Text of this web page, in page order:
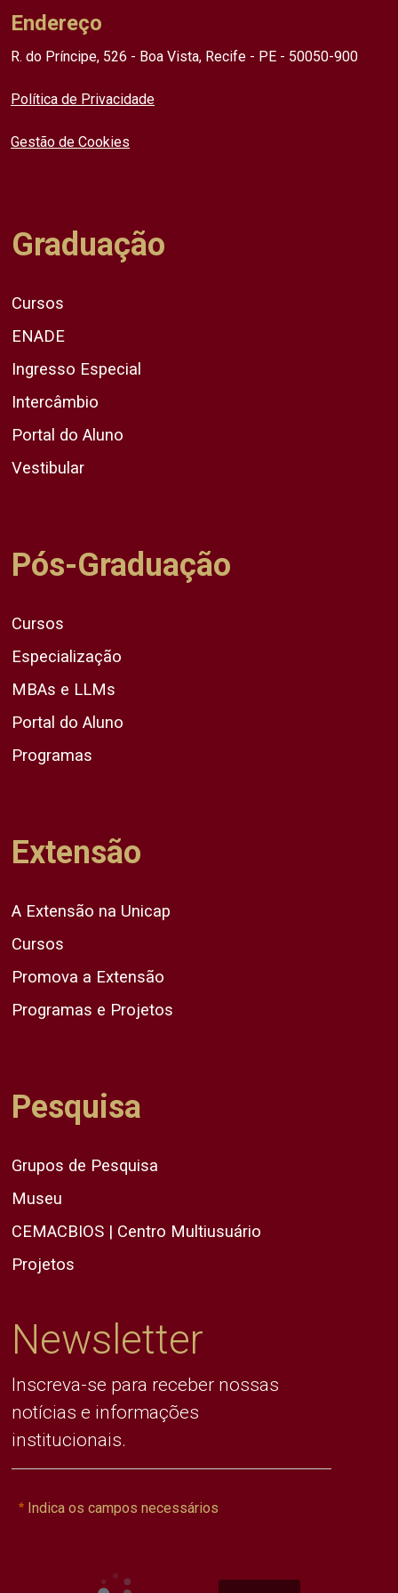
Endereço
R. do Príncipe, 526 - Boa Vista, Recife - PE - 50050-900
Política de Privacidade
Gestão de Cookies
Graduação
Cursos
ENADE
Ingresso Especial
Intercâmbio
Portal do Aluno
Vestibular
Pós-Graduação
Cursos
Especialização
MBAs e LLMs
Portal do Aluno
Programas
Extensão
A Extensão na Unicap
Cursos
Promova a Extensão
Programas e Projetos
Pesquisa
Grupos de Pesquisa
Museu
CEMACBIOS | Centro Multiusuário
Projetos
Newsletter
Inscreva-se para receber nossas
notícias e informações
institucionais.
Indica os campos necessários